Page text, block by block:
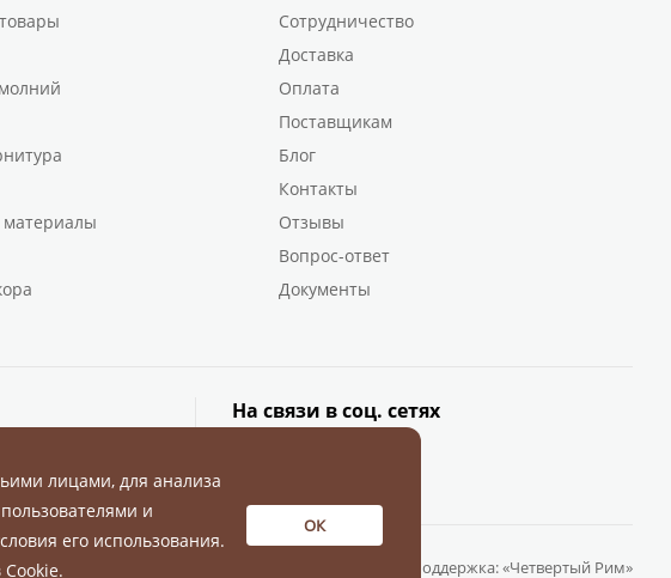
Сотрудничество
Доставка
Оплата
Поставщикам
Блог
Контакты
Отзывы
Вопрос-ответ
Документы
На связи в соц. сетях
Разработка и поддержка:«Четвертый Рим»
лицами, для анализа
и
его использования.
.
ОК